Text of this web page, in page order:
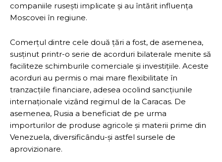
companiile rusești implicate și au întărit influența
Moscovei în regiune.
Comerțul dintre cele două țări a fost, de asemenea,
susținut printr-o serie de acorduri bilaterale menite să
faciliteze schimburile comerciale și investițiile. Aceste
acorduri au permis o mai mare flexibilitate în
tranzacțiile financiare, adesea ocolind sancțiunile
internaționale vizând regimul de la Caracas. De
asemenea, Rusia a beneficiat de pe urma
importurilor de produse agricole și materii prime din
Venezuela, diversificându-și astfel sursele de
aprovizionare.